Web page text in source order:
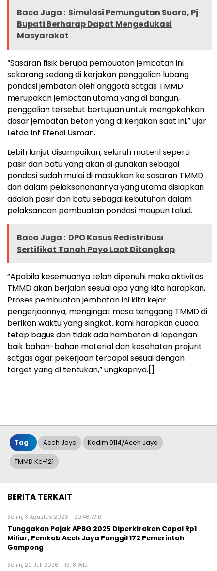
Baca Juga : Simulasi Pemungutan Suara, Pj
Bupati Berharap Dapat Mengedukasi
Masyarakat
“Sasaran fisik berupa pembuatan jembatan ini
sekarang sedang di kerjakan penggalian lubang
pondasi jembatan oleh anggota satgas TMMD
merupakan jembatan utama yang di bangun,
penggalian tersebut bertujuan untuk mengokohkan
dasar jembatan beton yang di kerjakan saat ini,” ujar
Letda Inf Efendi Usman.
Lebih lanjut disampaikan, seluruh materil seperti
pasir dan batu yang akan di gunakan sebagai
pondasi sudah mulai di masukkan ke sasaran TMMD
dan dalam pelaksananannya yang utama disiapkan
adalah pasir dan batu sebagai kebutuhan dalam
pelaksanaan pembuatan pondasi maupun talud.
Baca Juga : DPO Kasus Redistribusi
Sertifikat Tanah Payo Laot Ditangkap
“Apabila kesemuanya telah dipenuhi maka aktivitas
TMMD akan berjalan sesuai apa yang kita harapkan,
Proses pembuatan jembatan ini kita kejar
pengerjaannya, mengingat masa tenggang TMMD di
berikan waktu yang singkat. kami harapkan cuaca
tetap bagus dan tidak ada hambatan di lapangan
baik bahan-bahan material dan kesehatan prajurit
satgas agar pekerjaan tercapai sesuai dengan
target yang di tentukan,” ungkapnya.[]
Tag : Aceh Jaya Kodim 0114/Aceh Jaya
TMMD Ke-121
BERITA TERKAIT
Senin, 3 Agustus 2026 - 20:46 WIB
Tunggakan Pajak APBG 2025 Diperkirakan Capai Rp1
Miliar, Pemkab Aceh Jaya Panggil 172 Pemerintah
Gampong
Senin, 20 Juli 2026 - 13:18 WIB